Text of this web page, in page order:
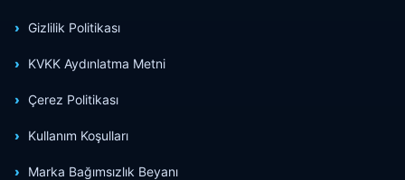
Gizlilik Politikası
KVKK Aydınlatma Metni
Çerez Politikası
Kullanım Koşulları
Marka Bağımsızlık Beyanı